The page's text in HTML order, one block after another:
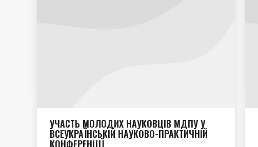
УЧАСТЬ МОЛОДИХ НАУКОВЦІВ МДПУ У
ВСЕУКРАЇНСЬКІЙ НАУКОВО-ПРАКТИЧНІЙ
КОНФЕРЕНЦІЇ